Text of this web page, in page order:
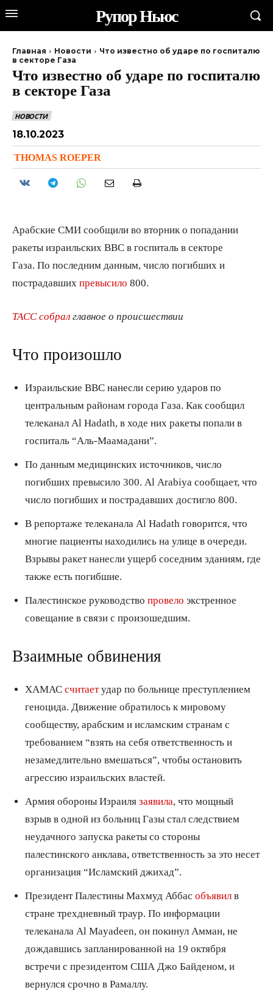
Рупор Ньюс
Главная Новости
Что известно об ударе по госпиталю
в секторе Газа
Что известно об ударе по госпиталю
в секторе Газа
НОВОСТИ
18.10.2023
THOMAS ROEPER
Арабские СМИ сообщили во вторник о попадании
ракеты израильских ВВС в госпиталь в секторе
Газа. По последним данным, число погибших и
пострадавших превысило 800.
ТАСС собрал главное о происшествии
Что произошло
Израильские ВВС нанесли серию ударов по
центральным районам города Газа. Как сообщил
телеканал Al Hadath, в ходе них ракеты попали в
госпиталь “Аль-Маамадани”.
По данным медицинских источников, число
погибших превысило 300. Al Arabiya сообщает, что
число погибших и пострадавших достигло 800.
В репортаже телеканала Al Hadath говорится, что
многие пациенты находились на улице в очереди.
Взрывы ракет нанесли ущерб соседним зданиям, где
также есть погибшие.
Палестинское руководство провело экстренное
совещание в связи с произошедшим.
Взаимные обвинения
ХАМАС считаетудар по больнице преступлением
геноцида. Движение обратилось к мировому
сообществу, арабским и исламским странам с
требованием “взять на себя ответственность и
незамедлительно вмешаться”, чтобы остановить
агрессию израильских властей.
Армия обороны Израиля заявила , что мощный
взрыв в одной из больниц Газы стал следствием
неудачного запуска ракеты со стороны
палестинского анклава, ответственность за это несет
организация “Исламский джихад”.
Президент Палестины Махмуд Аббас объявил в
стране трехдневный траур. По информации
телеканала Al Mayadeen, он покинул Амман, не
дождавшись запланированной на 19 октября
встречи с президентом США Джо Байденом, и
вернулся срочно в Рамаллу.